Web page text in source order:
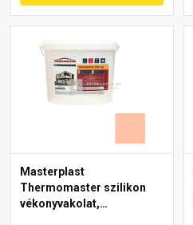
Masterplast
Thermomaster szilikon
vékonyvakolat,